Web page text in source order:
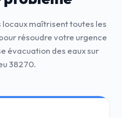
maîtrisent toutes les
résoudre votre urgence
évacuation des eaux sur
38270.